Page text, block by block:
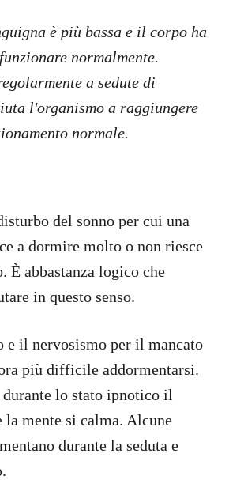
è più bassa e il corpo ha
normalmente.
a sedute di
l'organismo a raggiungere
normale.
del sonno per cui una
a dormire molto o non riesce
È abbastanza logico che
in questo senso.
e il nervosismo per il mancato
più difficile addormentarsi.
durante lo stato ipnotico il
la mente si calma. Alcune
durante la seduta e